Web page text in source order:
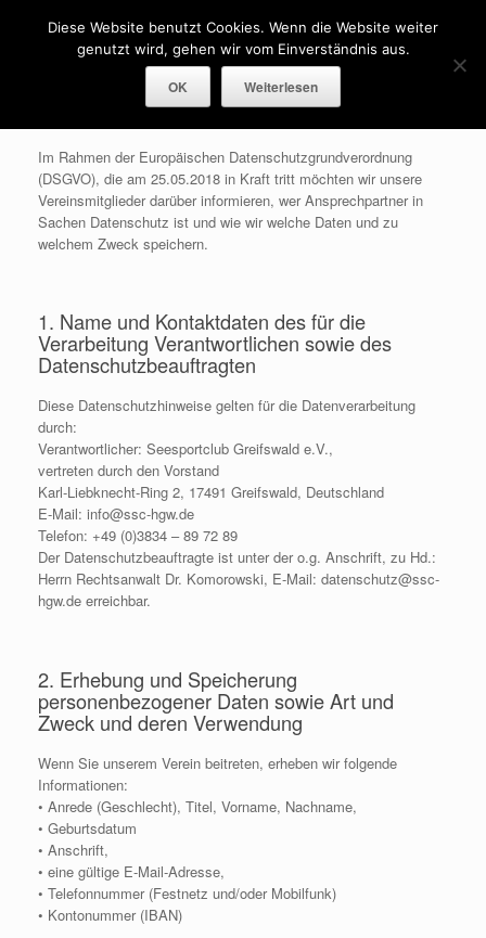
Menü
Hinweise zur Datenverarbeitung
Im Rahmen der Europäischen Datenschutzgrundverordnung
(DSGVO), die am 25.05.2018 in Kraft tritt möchten wir unsere
Vereinsmitglieder darüber informieren, wer Ansprechpartner in
Sachen Datenschutz ist und wie wir welche Daten und zu
welchem Zweck speichern.
1. Name und Kontaktdaten des für die
Verarbeitung Verantwortlichen sowie des
Datenschutzbeauftragten
Diese Datenschutzhinweise gelten für die Datenverarbeitung
durch:
Verantwortlicher: Seesportclub Greifswald e.V.,
vertreten durch den Vorstand
Karl-Liebknecht-Ring 2, 17491 Greifswald, Deutschland
E-Mail: info@ssc-hgw.de
Telefon: +49 (0)3834 – 89 72 89
Der Datenschutzbeauftragte ist unter der o.g. Anschrift, zu Hd.:
Herrn Rechtsanwalt Dr. Komorowski, E-Mail: datenschutz@ssc-
hgw.de erreichbar.
2. Erhebung und Speicherung
personenbezogener Daten sowie Art und
Zweck und deren Verwendung
Wenn Sie unserem Verein beitreten, erheben wir folgende
Informationen:
• Anrede (Geschlecht), Titel, Vorname, Nachname,
• Geburtsdatum
• Anschrift,
• eine gültige E-Mail-Adresse,
• Telefonnummer (Festnetz und/oder Mobilfunk)
• Kontonummer (IBAN)
Diese Website benutzt Cookies. Wenn die Website weiter
genutzt wird, gehen wir vom Einverständnis aus.
OK Weiterlesen